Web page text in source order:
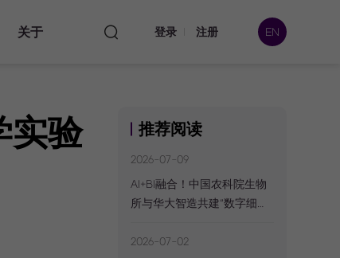
关于 登录 注册 EN
实验
推荐阅读
2026-07-09
AI+BI融合！中国农科院生物
所与华大智造共建“数字细胞
2026-07-02